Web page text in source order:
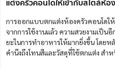
การออกแบบตกแต่งห้องครัวคอนโดใ
จากการใช้งานแล้ว ความสวยงามเป็
ยะในการทำอาหารให้มากยิ่งขึ้นโดยห
คำนึงถึงโทนสีและวัสดุที่ใช้ตกแต่ง สำ